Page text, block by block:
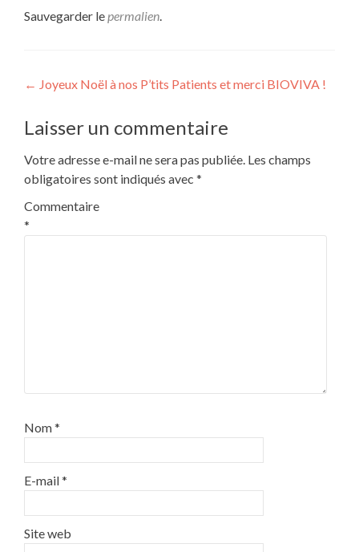
Sauvegarder lepermalien.
Navigation
de
l’article
← Joyeux Noël à nos P’tits Patients et merci BIOVIVA !
Laisser un commentaire
Votre adresse e-mail ne sera pas publiée. Les champs
obligatoires sont indiqués avec *
Commentaire
*
Nom*
E-mail*
Site web